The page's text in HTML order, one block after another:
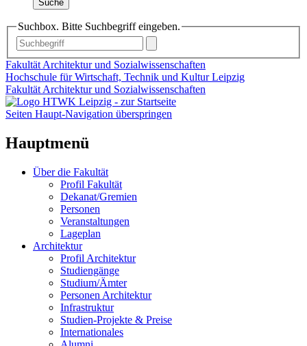
Suche
Suchbox. Bitte Suchbegriff eingeben.
Fakultät Architektur und Sozialwissenschaften
Hochschule für Wirtschaft, Technik und Kultur Leipzig
Fakultät Architektur und Sozialwissenschaften
Seiten Haupt-Navigation überspringen
Hauptmenü
Über die Fakultät
Profil Fakultät
Dekanat/Gremien
Personen
Veranstaltungen
Lageplan
Architektur
Profil Architektur
Studiengänge
Studium/Ämter
Personen Architektur
Infrastruktur
Studien-Projekte & Preise
Internationales